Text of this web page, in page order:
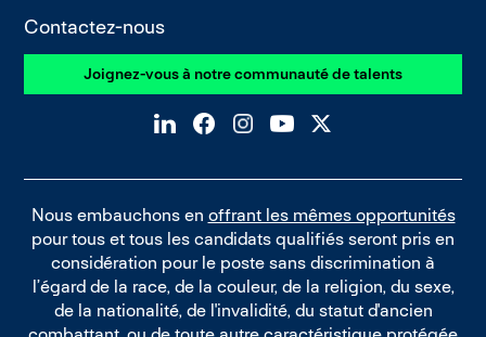
Contactez-nous
Joignez-vous à notre communauté de talents
Nous embauchons en offrant les mêmes opportunités
pour tous et tous les candidats qualifiés seront pris en
considération pour le poste sans discrimination à
l’égard de la race, de la couleur, de la religion, du sexe,
de la nationalité, de l'invalidité, du statut d'ancien